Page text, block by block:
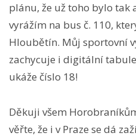
plánu, že už toho bylo tak
vyrážím na bus č. 110,
Hloubětín. Můj sportovní
zachycuje i digitální
ukáže číslo 18!
Děkuji všem
věřte, že i v Praze se dá